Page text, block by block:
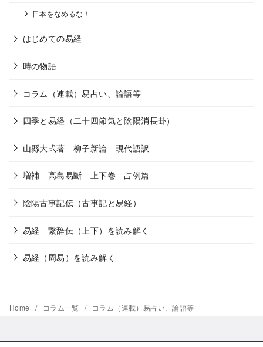
日本をなめるな！
はじめての易経
時の物語
コラム（連載）易占い、論語等
四季と易経（二十四節気と陰陽消長卦）
山縣大弐著 柳子新論 現代語訳
増補 高島易斷 上下巻 占例篇
陰陽古事記伝（古事記と易経）
易経 繋辞伝（上下）を読み解く
易経（周易）を読み解く
Home コラム一覧 コラム（連載）易占い、論語等